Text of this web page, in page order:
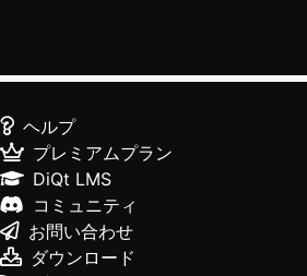
ヘルプ
プレミアムプラン
DiQt LMS
コミュニティ
お問い合わせ
ダウンロード